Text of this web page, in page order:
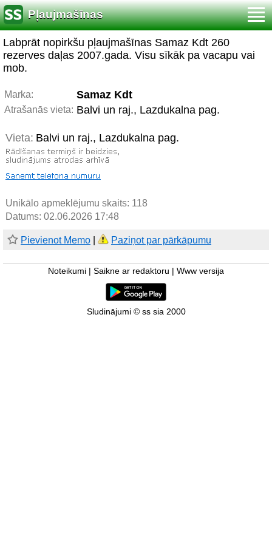
Pļaujmašīnas
Labprāt nopirkšu pļaujmašīnas Samaz Kdt 260
rezerves daļas 2007.gada. Visu sīkāk pa vacapu vai
mob.
Marka: Samaz Kdt
Atrašanās vieta: Balvi un raj., Lazdukalna pag.
Vieta: Balvi un raj., Lazdukalna pag.
Unikālo apmeklējumu skaits: 118
Datums: 02.06.2026 17:48
Pievienot Memo Paziņot par pārkāpumu
Noteikumi Saikne ar redaktoru Www versija
Sludinājumi © ss sia 2000